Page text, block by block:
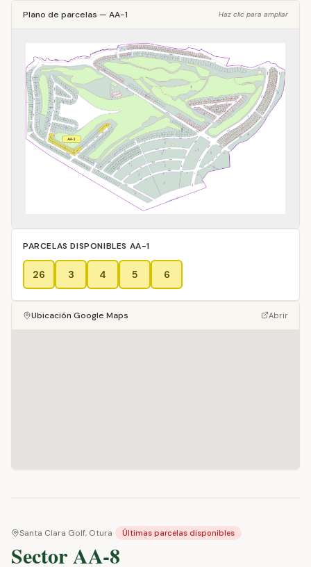
Plano de parcelas — AA-1 Haz clic para ampliar
PARCELAS DISPONIBLES AA-1
26 3 4 5 6
Ubicación Google Maps Abrir
Santa Clara Golf, Otura Últimas parcelas disponibles
Sector AA-8